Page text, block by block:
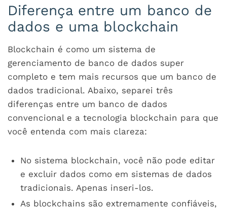
Diferença entre um banco de
dados e uma blockchain
Blockchain é como um sistema de
gerenciamento de banco de dados super
completo e tem mais recursos que um banco de
dados tradicional. Abaixo, separei três
diferenças entre um banco de dados
convencional e a tecnologia blockchain para que
você entenda com mais clareza:
No sistema blockchain, você não pode editar
e excluir dados como em sistemas de dados
tradicionais. Apenas inseri-los.
As blockchains são extremamente confiáveis,